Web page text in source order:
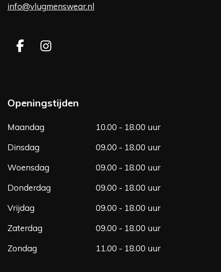
info@vlugmenswear.nl
F
b
o
o
k
I
a
g
Openingstijden
Maandag
10.00 - 18.00 uur
Dinsdag
09.00 - 18.00 uur
Woensdag
09.00 - 18.00 uur
Donderdag
09.00 - 18.00 uur
Vrijdag
09.00 - 18.00 uur
Zaterdag
09.00 - 18.00 uur
Zondag
11.00 - 18.00 uur